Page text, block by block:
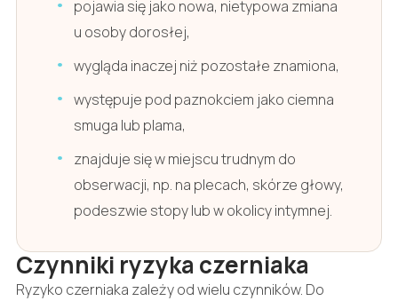
pojawia się jako nowa, nietypowa zmiana
u osoby dorosłej,
wygląda inaczej niż pozostałe znamiona,
występuje pod paznokciem jako ciemna
smuga lub plama,
znajduje się w miejscu trudnym do
obserwacji, np. na plecach, skórze głowy,
podeszwie stopy lub w okolicy intymnej.
Czynniki ryzyka czerniaka
Ryzyko czerniaka zależy od wielu czynników. Do